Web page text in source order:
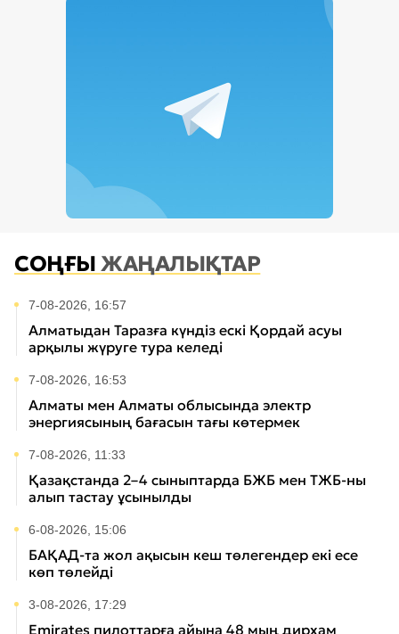
СОҢҒЫЖАҢАЛЫҚТАР
7-08-2026, 16:57
Алматыдан Таразға күндіз ескі Қордай асуы
арқылы жүруге тура келеді
7-08-2026, 16:53
Алматы мен Алматы облысында электр
энергиясының бағасын тағы көтермек
7-08-2026, 11:33
Қазақстанда 2–4 сыныптарда БЖБ мен ТЖБ-ны
алып тастау ұсынылды
6-08-2026, 15:06
БАҚАД-та жол ақысын кеш төлегендер екі есе
көп төлейді
3-08-2026, 17:29
Emirates пилоттарға айына 48 мың дирхам